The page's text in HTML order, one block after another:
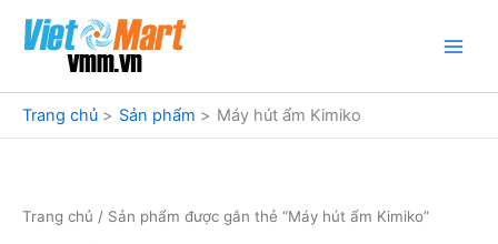
dung
Trang chủ
Sản phẩm Máy hút ẩm Kimiko
Trang chủ / Sản phẩm được gắn thẻ “Máy hút ẩm Kimiko”